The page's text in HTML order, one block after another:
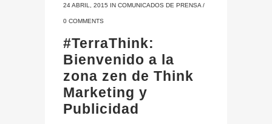
24 ABRIL, 2015 IN COMUNICADOS DE PRENSA /
0 COMMENTS
#TerraThink:
Bienvenido a la
zona zen de Think
Marketing y
Publicidad